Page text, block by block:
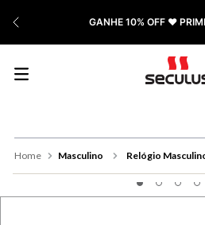
GANHE 10% OFF ❤️
Masculino
9º